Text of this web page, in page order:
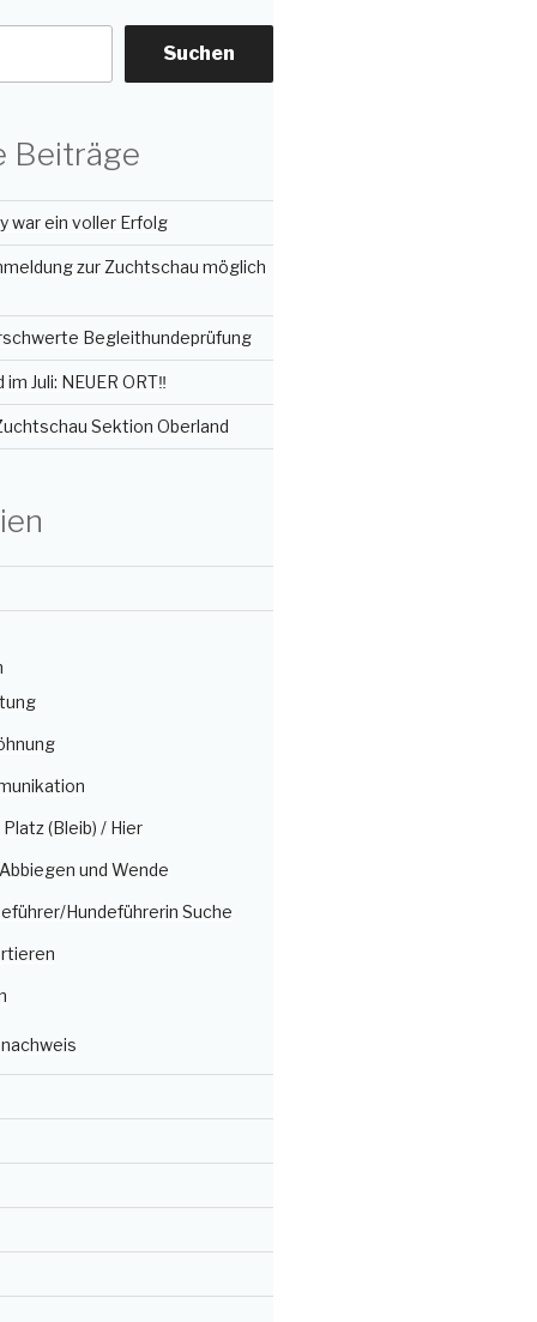
Suchen
Beiträge
war ein voller Erfolg
zur Zuchtschau möglich
Begleithundeprüfung
Juli: NEUER ORT‼️
Sektion Oberland
Platz (Bleib) / Hier
und Wende
Hundeführerin Suche